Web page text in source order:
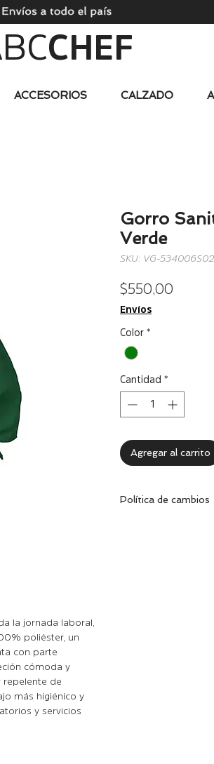
CHEF
ACCESORIOS CALZADO
la jornada laboral,
poliéster, un
con parte
cómoda y
repelente de
más higiénico y
y servicios
Gorro
Verde
SKU: VG-
$ 550,00
Envíos
Color *
Cantidad *
Agregar al carrito
Política de cambios